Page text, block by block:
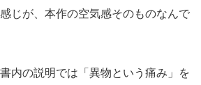
じが、本作の空気感そのものなんで
内の説明では「異物という痛み」を